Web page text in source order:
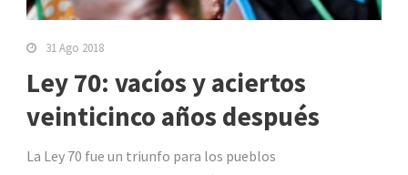
31 Ago 2018
Ley 70: vacíos y aciertos
veinticinco años después
La Ley 70 fue un triunfo para los pueblos